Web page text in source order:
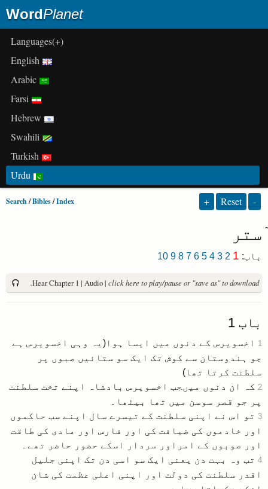
WordPlanet
(+)Languages
Search/Bibles/Index -
Reset
+
ٓستر
باب:
1
2
3
4
5
6
7
8
9
10
Hear Chapter 1 | Audio | click here to play/pause or "save as" to download.
باب
1 اخسویرس کے دنوں میں ایسا ہوا(یہ وہی اخسویرس ہے
جو ہندوستان سے کوش تک ایک سو ستائیں صبوں پر
سلطنت کرتا تھا)
2 کہ ان دنوں میںجب اخسویرس بادشاہ اپنے تخت سلطنت
پر جو قصر سوسن میں تھا بیٹھا۔
3 تو اس نے اپنی سلطنت کے تیسرے سال اپنے سب حاکموں
اور خادموں کی ضیافت کی اور فارس اور مادی کی طاقت
اور صوبوں کے امراور سردار اسکے حضور حاضر تھے۔
4 تب وہ بہت دن یعنی ایک سو اسی دن تک اپنی جلیل
اقدر سلطنت کی دولت اور اپنی اعلی عظمت کی شان